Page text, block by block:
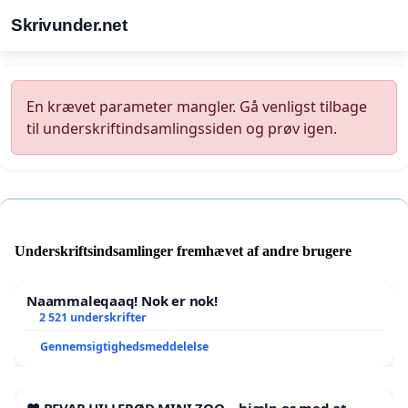
Skrivunder.net
En krævet parameter mangler. Gå venligst tilbage
til underskriftindsamlingssiden og prøv igen.
Underskriftsindsamlinger fremhævet af andre brugere
Naammaleqaaq! Nok er nok!
2 521 underskrifter
Gennemsigtighedsmeddelelse